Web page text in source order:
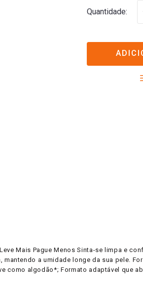
Quantidade
Mais Pague Menos Sinta-se limpa e
a umidade longe da sua pele.
como algodão*; Formato adaptável que